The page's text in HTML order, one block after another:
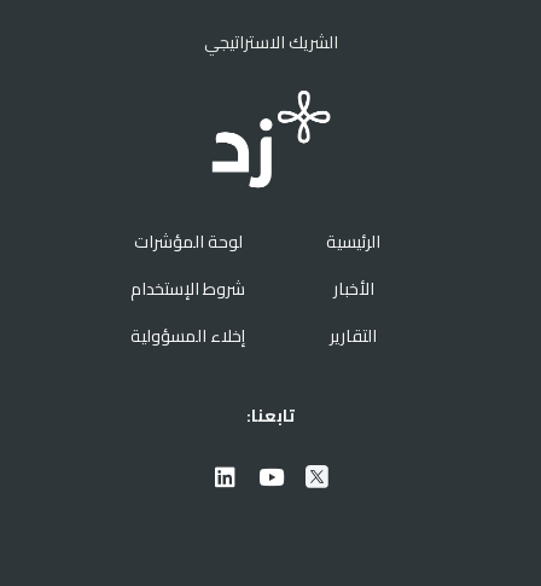
الشريك الاستراتيجي
الرئيسية
الأخبار
التقارير
لوحة المؤشرات
شروط الإستخدام
إخلاء المسؤولية
تابعنا: